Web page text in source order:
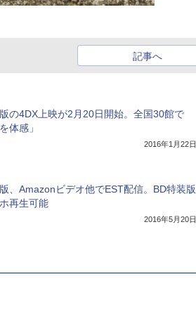
記事へ
の4DX上映が2月20日開始。全国30館で
体感」
2016年1月22日
、Amazonビデオ他でEST配信。BD特装版
再生可能
2016年5月20日